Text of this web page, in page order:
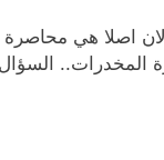
اصلا هي
المخدرات..